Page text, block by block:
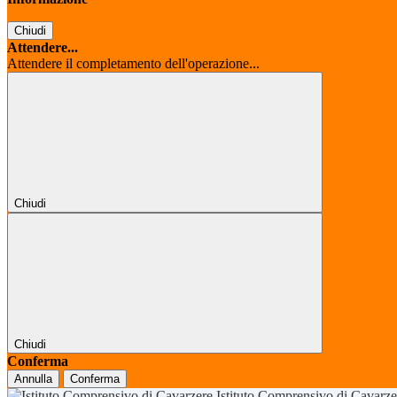
Chiudi
Attendere...
Attendere il completamento dell'operazione...
Chiudi
Chiudi
Conferma
Annulla Conferma